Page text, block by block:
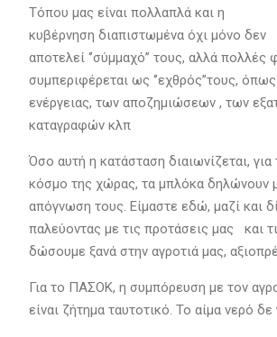
Τόπου μας είναι πολλαπλά και η
κυβέρνηση διαπιστωμένα όχι μόνο δεν
αποτελεί ‘’σύμμαχό’’ τους, αλλά πολλές
συμπεριφέρεται ως ‘’εχθρός’’τους,
ενέργειας, των αποζημιώσεων , των
καταγραφών κλπ
Όσο αυτή η κατάσταση διαιωνίζεται, για
κόσμο της χώρας, τα μπλόκα δηλώνουν
απόγνωση τους. Είμαστε εδώ, μαζί και
παλεύοντας με τις προτάσεις μας και
δώσουμε ξανά στην αγροτιά μας,
Για το ΠΑΣΟΚ, η συμπόρευση με τον
είναι ζήτημα ταυτοτικό. Το αίμα νερό δε